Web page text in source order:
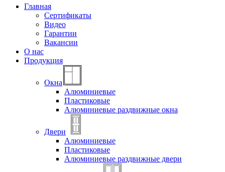
Главная
Сертификаты
Видео
Гарантии
Вакансии
О нас
Продукция
Окна
Алюминиевые
Пластиковые
Алюминиевые раздвижные окна
Двери
Алюминиевые
Пластиковые
Алюминиевые раздвижные двери